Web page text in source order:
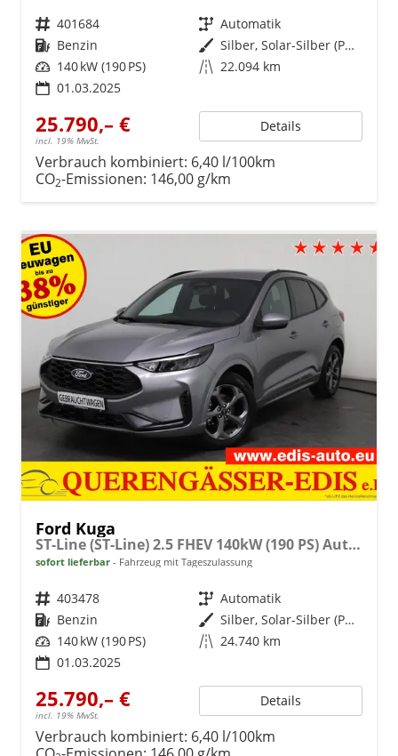
Fahrzeugnr. 401684 Getriebe Automatik
Kraftstoff Benzin Außenfarbe
Silber, Solar-Silber (PN4HS0)
Leistung 140 kW (190 PS) Kilometerstand 22.094 km
01.03.2025
25.790,– €
incl. 19% MwSt.
Details
Verbrauch kombiniert: 6,40 l/100km
CO2-Emissionen: 146,00 g/km
Ford Kuga
ST-Line (ST-Line) 2.5 FHEV 140kW (190 PS) Automatikgetriebe
sofort lieferbar Fahrzeug mit Tageszulassung
Fahrzeugnr. 403478 Getriebe Automatik
Kraftstoff Benzin Außenfarbe
Silber, Solar-Silber (PN4HS0)
Leistung 140 kW (190 PS) Kilometerstand 24.740 km
01.03.2025
25.790,– €
incl. 19% MwSt.
Details
Verbrauch kombiniert: 6,40 l/100km